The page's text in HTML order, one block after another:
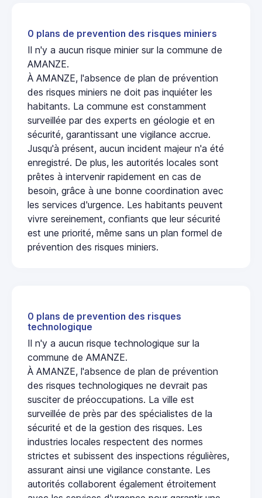
0 plans de prevention des risques miniers
Il n'y a aucun risque minier sur la commune de
AMANZE.
À AMANZE, l'absence de plan de prévention
des risques miniers ne doit pas inquiéter les
habitants. La commune est constamment
surveillée par des experts en géologie et en
sécurité, garantissant une vigilance accrue.
Jusqu'à présent, aucun incident majeur n'a été
enregistré. De plus, les autorités locales sont
prêtes à intervenir rapidement en cas de
besoin, grâce à une bonne coordination avec
les services d'urgence. Les habitants peuvent
vivre sereinement, confiants que leur sécurité
est une priorité, même sans un plan formel de
prévention des risques miniers.
0 plans de prevention des risques
technologique
Il n'y a aucun risque technologique sur la
commune de AMANZE.
À AMANZE, l'absence de plan de prévention
des risques technologiques ne devrait pas
susciter de préoccupations. La ville est
surveillée de près par des spécialistes de la
sécurité et de la gestion des risques. Les
industries locales respectent des normes
strictes et subissent des inspections régulières,
assurant ainsi une vigilance constante. Les
autorités collaborent également étroitement